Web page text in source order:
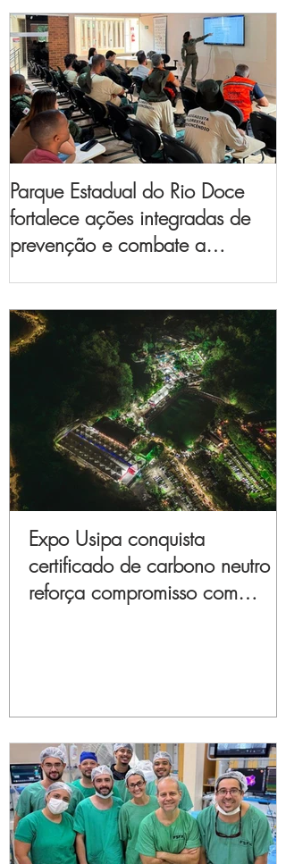
Parque Estadual do Rio Doce
fortalece ações integradas de
prevenção e combate a
Expo Usipa conquista
certificado de carbono neutro e
reforça compromisso com